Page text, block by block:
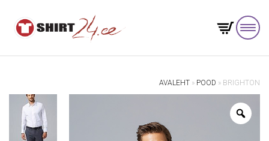
AVALEHT » POOD » BRIGHTON